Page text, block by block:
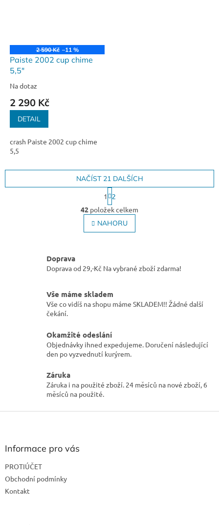
2 590 Kč –11 %
Paiste 2002 cup chime
5,5"
Na dotaz
2 290 Kč
DETAIL
crash Paiste 2002 cup chime
5,5
O
v
l
á
í
v
k
ý
p
i
NAČÍST 21 DALŠÍCH
S
t
r
á
n
k
n
í
1
2
42 položek celkem
NAHORU
Doprava
Doprava od 29,-Kč Na vybrané zboží zdarma!
Vše máme skladem
Vše co vidíš na shopu máme SKLADEM!! Žádné další
čekání.
Okamžité odeslání
Objednávky ihned expedujeme. Doručení následující
den po vyzvednutí kurýrem.
Záruka
Záruka i na použité zboží. 24 měsíců na nové zboží, 6
měsíců na použité.
Z
Informace pro vás
PROTIÚČET
Obchodní podmínky
Kontakt